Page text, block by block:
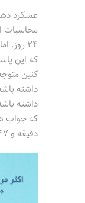
عملکرد
24
که این
دقیقه و 47 روز!